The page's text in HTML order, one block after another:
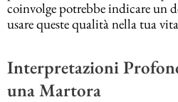
coinvolge potrebbe indicare un
usare queste qualità nella tua
Interpretazioni
una Martora